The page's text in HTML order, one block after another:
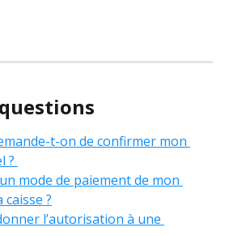
t-on de confirmer mon
?
mode de paiement de mon
?
l’autorisation à une